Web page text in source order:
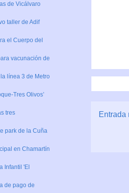
Entrada
de Vicálvaro
taller de Adif
el Cuerpo del
vacunación de
línea 3 de Metro
Tres Olivos’
tres
park de la Cuña
en Chamartín
Infantil 'El
de pago de